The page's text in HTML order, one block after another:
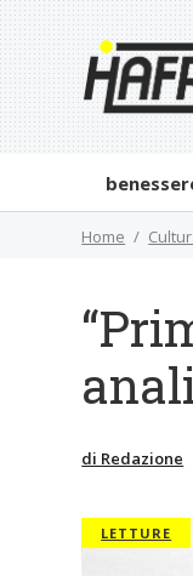
Home
di Redazione
LETTURE